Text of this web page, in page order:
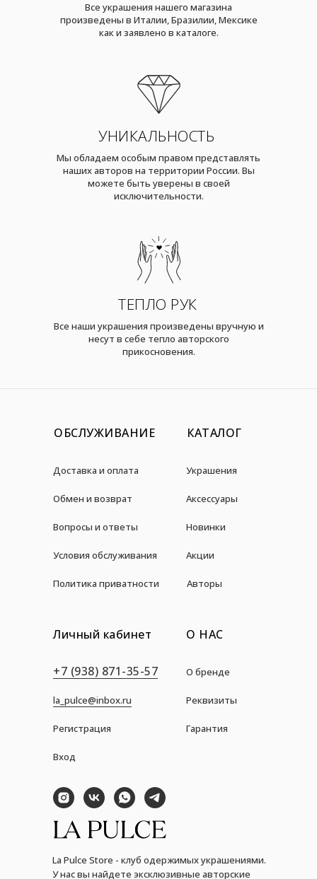
Все украшения нашего магазина
произведены в Италии, Бразилии, Мексике
как и заявлено в каталоге.
УНИКАЛЬНОСТЬ
Мы обладаем особым правом представлять
наших авторов на территории России. Вы
можете быть уверены в своей
исключительности.
ТЕПЛО РУК
Все наши украшения произведены вручную и
несут в себе тепло авторского
прикосновения.
ОБСЛУЖИВАНИЕ
Доставка и оплата
Обмен и возврат
Вопросы и ответы
КАТАЛОГ
Украшения
Аксессуары
Новинки
Акции
Условия обслуживания
Политика приватности
О НАС
О бренде
Авторы
Личный кабинет
Вход
+7 (938) 871-35-57
la_pulce@inbox.ru
La Pulce Store - клуб одержимых украшениями.
У нас вы найдете эксклюзивные авторские
Реквизиты
Гарантия
Регистрация